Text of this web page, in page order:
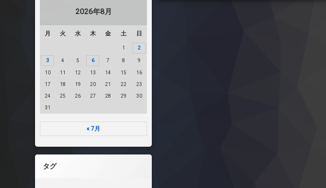
2026年8月
月 火 水 木 金 土 日
1 2
3 4 5 6 7 8 9
10 11 12 13 14 15 16
17 18 19 20 21 22 23
24 25 26 27 28 29 30
31
« 7月
タグ